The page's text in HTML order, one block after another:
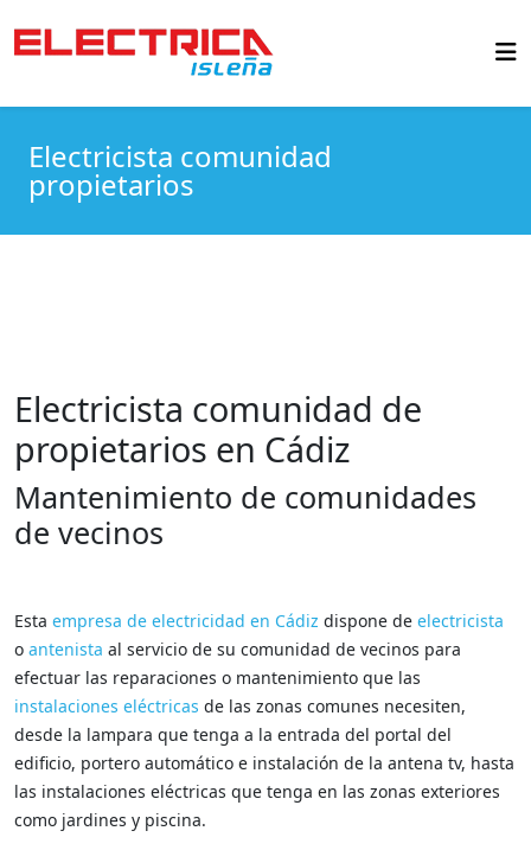
Electricista comunidad
propietarios
Electricista comunidad de
propietarios en Cádiz
Mantenimiento de comunidades
de vecinos
Esta empresa de electricidad en Cádiz dispone de electricista
o antenista al servicio de su comunidad de vecinos para
efectuar las reparaciones o mantenimiento que las
instalaciones eléctricas de las zonas comunes necesiten,
desde la lampara que tenga a la entrada del portal del
edificio, portero automático e instalación de la antena tv, hasta
las instalaciones eléctricas que tenga en las zonas exteriores
como jardines y piscina.